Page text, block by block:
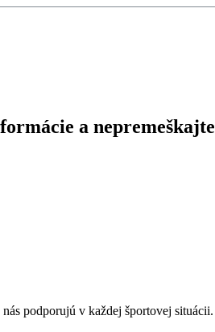
a nepremeškajte
podporujú v každej športovej situácii.